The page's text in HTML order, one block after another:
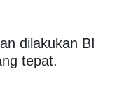
dilakukan BI
tepat.